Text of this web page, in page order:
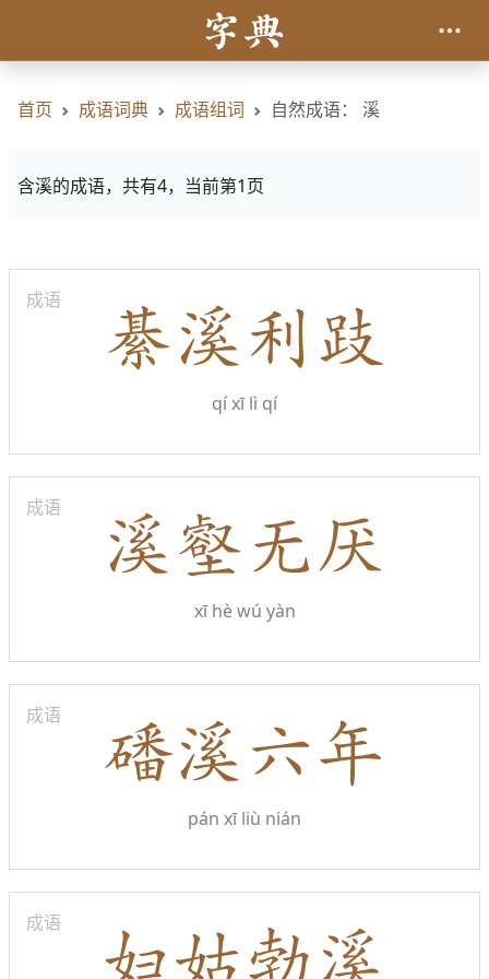
首页 成语词典 成语组词 自然成语： 溪
含溪的成语，共有4，当前第1页
成语
qí xī lì qí
成语
xī hè wú yàn
成语
pán xī liù nián
成语